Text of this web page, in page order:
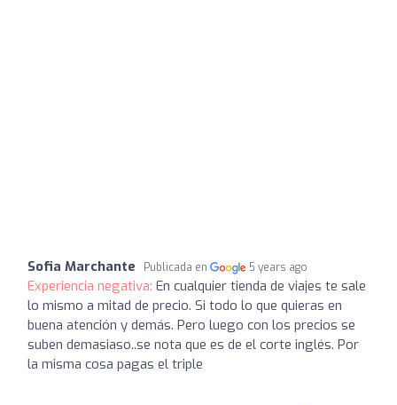
Sofia Marchante Publicada en 5 years ago
Experiencia negativa: En cualquier tienda de viajes te sale
lo mismo a mitad de precio. Si todo lo que quieras en
buena atención y demás. Pero luego con los precios se
suben demasiaso..se nota que es de el corte inglés. Por
la misma cosa pagas el triple